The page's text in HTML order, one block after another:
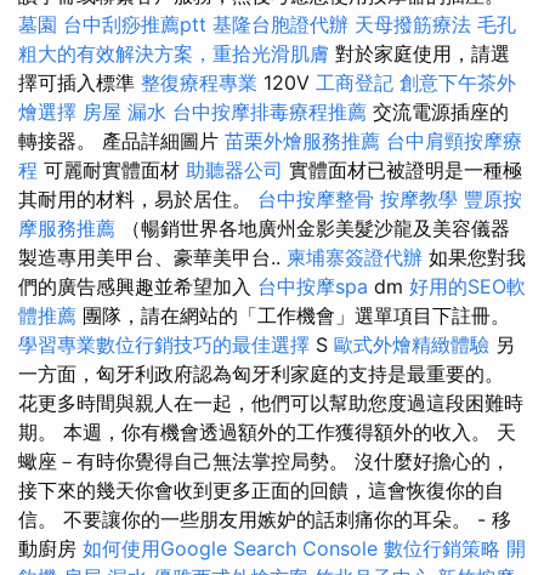
墓園 台中刮痧推薦ptt 基隆台胞證代辦 天母撥筋療法 毛孔
粗大的有效解決方案，重拾光滑肌膚 對於家庭使用，請選
擇可插入標準 整復療程專業 120V 工商登記 創意下午茶外
燴選擇 房屋 漏水 台中按摩排毒療程推薦 交流電源插座的
轉接器。 產品詳細圖片 苗栗外燴服務推薦 台中肩頸按摩療
程 可麗耐實體面材 助聽器公司 實體面材已被證明是一種極
其耐用的材料，易於居住。 台中按摩整骨 按摩教學 豐原按
摩服務推薦
（暢銷世界各地廣州金影美髮沙龍及美容儀器
製造專用美甲台、豪華美甲台.. 柬埔寨簽證代辦 如果您對我
們的廣告感興趣並希望加入 台中按摩spa dm 好用的SEO軟
體推薦 團隊，請在網站的「工作機會」選單項目下註冊。
學習專業數位行銷技巧的最佳選擇 S 歐式外燴精緻體驗 另
一方面，匈牙利政府認為匈牙利家庭的支持是最重要的。
花更多時間與親人在一起，他們可以幫助您度過這段困難時
期。 本週，你有機會透過額外的工作獲得額外的收入。 天
蠍座－有時你覺得自己無法掌控局勢。 沒什麼好擔心的，
接下來的幾天你會收到更多正面的回饋，這會恢復你的自
信。 不要讓你的一些朋友用嫉妒的話刺痛你的耳朵。 - 移
動廚房 如何使用Google Search Console 數位行銷策略 開